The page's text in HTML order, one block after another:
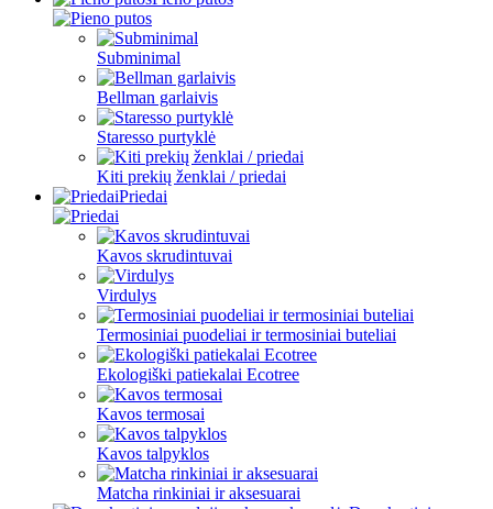
Subminimal
Bellman garlaivis
Staresso purtyklė
Kiti prekių ženklai / priedai
Priedai
Kavos skrudintuvai
Virdulys
Termosiniai puodeliai ir termosiniai buteliai
Ekologiški patiekalai Ecotree
Kavos termosai
Kavos talpyklos
Matcha rinkiniai ir aksesuarai